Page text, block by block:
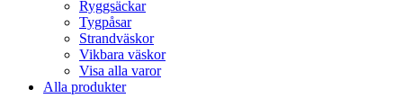
Ryggsäckar
Tygpåsar
Strandväskor
Vikbara väskor
Visa alla varor
Alla produkter